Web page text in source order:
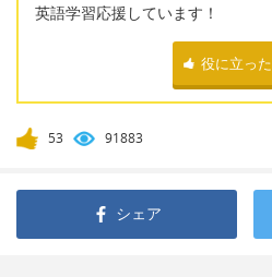
英語学習応援しています！
役に立った
53 91883
シェア